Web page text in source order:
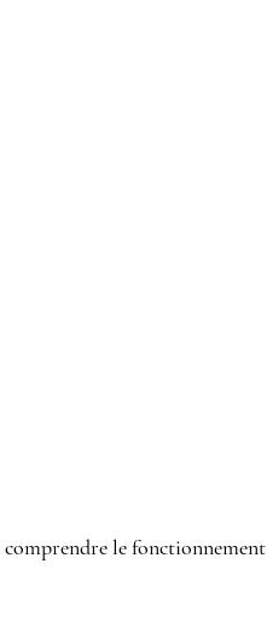
comprendre le fonctionnement